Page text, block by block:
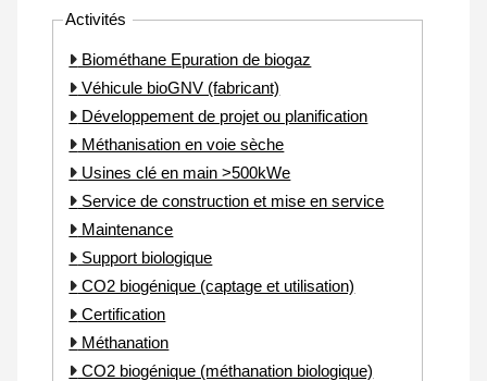
Activités
Biométhane Epuration de biogaz
Véhicule bioGNV (fabricant)
Développement de projet ou planification
Méthanisation en voie sèche
Usines clé en main >500kWe
Service de construction et mise en service
Maintenance
Support biologique
CO2 biogénique (captage et utilisation)
Certification
Méthanation
CO2 biogénique (méthanation biologique)